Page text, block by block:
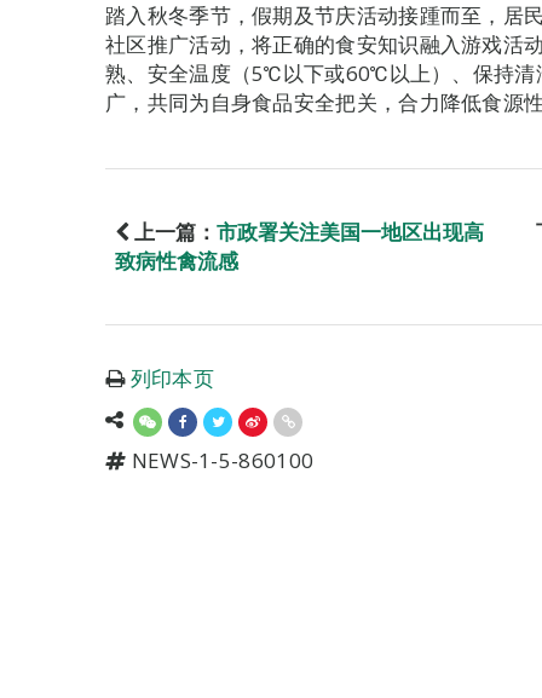
踏入秋冬季节，假期及节庆活动接踵而至，居
社区推广活动，将正确的食安知识融入游戏活
熟、安全温度（5℃以下或60℃以上）、保持清
广，共同为自身食品安全把关，合力降低食源
上一篇： 市政署关注美国一地区出现高
致病性禽流感
列印本页
NEWS-1-5-860100